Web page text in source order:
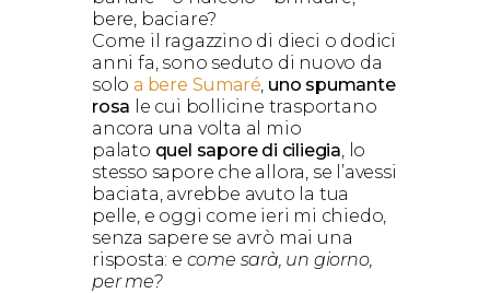
bere, baciare?
Come il ragazzino di dieci o dodici
anni fa, sono seduto di nuovo da
solo a bere Sumaré uno spumante
rosa le cui bollicine trasportano
ancora una volta al mio
palato quel sapore di ciliegia , lo
stesso sapore che allora, se l’avessi
baciata, avrebbe avuto la tua
pelle, e oggi come ieri mi chiedo,
senza sapere se avrò mai una
risposta: e come sarà, un giorno,
per me?